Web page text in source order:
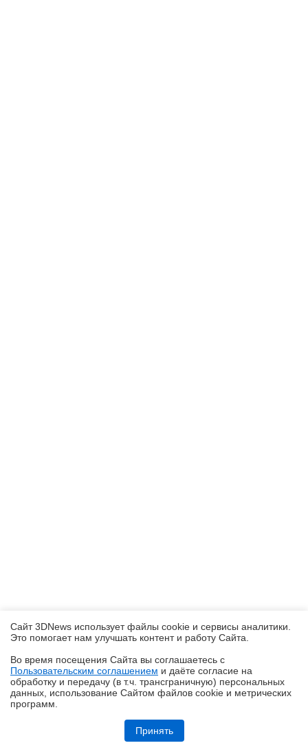
Обзор Infinix GT 50 Pro: геймерский смартфон со встроенной СЖО
Сайт 3DNews использует файлы cookie и сервисы аналитики.
Это помогает нам улучшать контент и работу Cайта.
Во время посещения Cайта вы соглашаетесь с
Пользовательским соглашением и даёте согласие на
обработку и передачу (в т.ч. трансграничную) персональных
данных, использование Cайтом файлов cookie и метрических
программ.
Принять